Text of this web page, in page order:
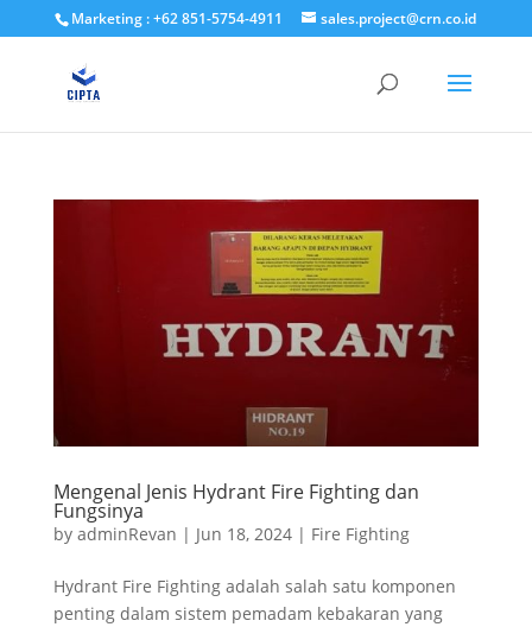
Marketing : +62 851-5754-4911 sales.project@crn.co.id
Mengenal Jenis Hydrant Fire Fighting dan
Fungsinya
by adminRevan | Jun 18, 2024| Fire Fighting
Hydrant Fire Fighting adalah salah satu komponen
penting dalam sistem pemadam kebakaran yang